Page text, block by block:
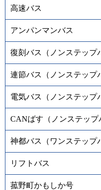
高速バス
アンパンマンバス
復刻バス（ノンステップ
連節バス（ノンステップ
電気バス（ノンステップ
CANばす（ノンステップ
神都バス（ワンステップ
リフトバス
菰野町かもしか号